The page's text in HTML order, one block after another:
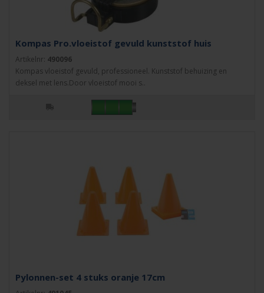
Kompas Pro.vloeistof gevuld kunststof huis
Artikelnr: 490096
Kompas vloeistof gevuld, professioneel. Kunststof behuizing en
deksel met lens.Door vloeistof mooi s..
Pylonnen-set 4 stuks oranje 17cm